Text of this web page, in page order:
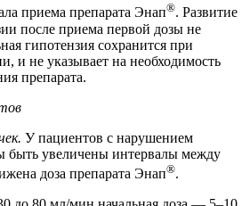
приема препарата Энап®. Развитие
после приема первой дозы не
гипотензия сохранится при
и не указывает на необходимость
препарата.
У пациентов с нарушением
увеличены интервалы между
доза препарата Энап®.